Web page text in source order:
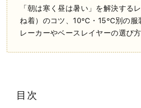
「朝は寒く昼は暑い」を解決する
ね着）のコツ、10℃・15℃別の服
レーカーやベースレイヤーの選び
目次